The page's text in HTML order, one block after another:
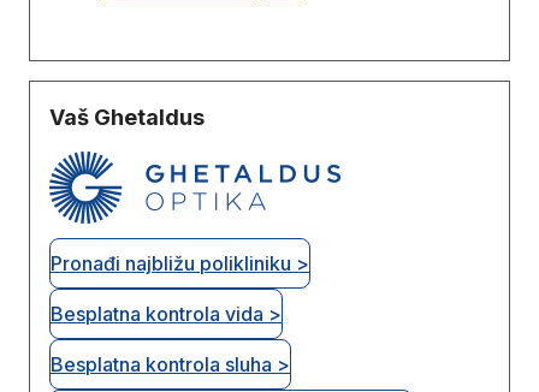
Vaš Ghetaldus
Pronađi najbližu polikliniku >
Besplatna kontrola vida >
Besplatna kontrola sluha >